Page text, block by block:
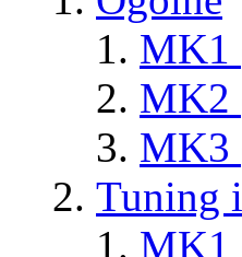
MK1
MK2
MK3
Tuning
MK1